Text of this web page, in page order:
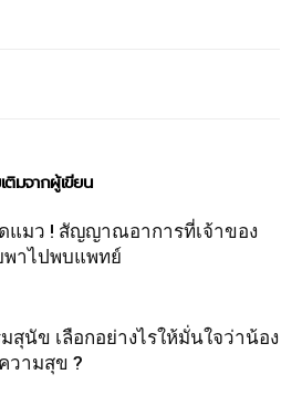
ติมจากผู้เขียน
แมว ! สัญญาณอาการที่เจ้าของ
พาไปพบแพทย์
สุนัข เลือกอย่างไรให้มั่นใจว่าน้อง
วามสุข ?